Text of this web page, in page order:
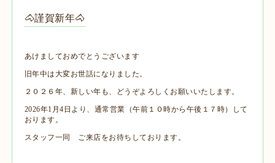
🐴謹賀新年🐴
あけましておめでとうございます
旧年中は大変お世話になりました。
２０２６年、新しい年も、どうぞよろしくお願いいたします。
2026年1月4日より、通常営業（午前１０時から午後１７時）して
おります。
スタッフ一同 ご来店をお待ちしております。